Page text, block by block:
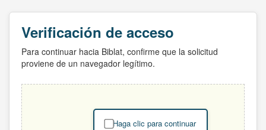
Verificación de acceso
Para continuar hacia Biblat, confirme que la solicitud
proviene de un navegador legítimo.
Haga clic para continuar